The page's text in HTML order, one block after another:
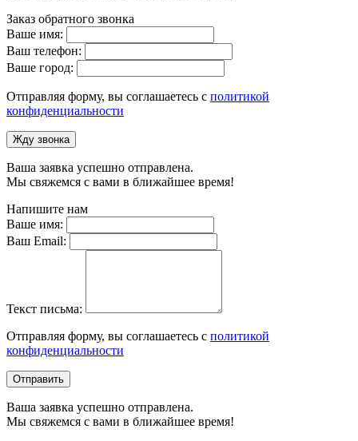
Заказ обратного звонка
Ваше имя:
Ваш телефон:
Ваше город:
Отправляя форму, вы соглашаетесь с политикой
конфиденциальности
Жду звонка
Ваша заявка успешно отправлена.
Мы свяжемся с вами в ближайшее время!
Напишите нам
Ваше имя:
Ваш Email:
Текст письма:
Отправляя форму, вы соглашаетесь с политикой
конфиденциальности
Отправить
Ваша заявка успешно отправлена.
Мы свяжемся с вами в ближайшее время!